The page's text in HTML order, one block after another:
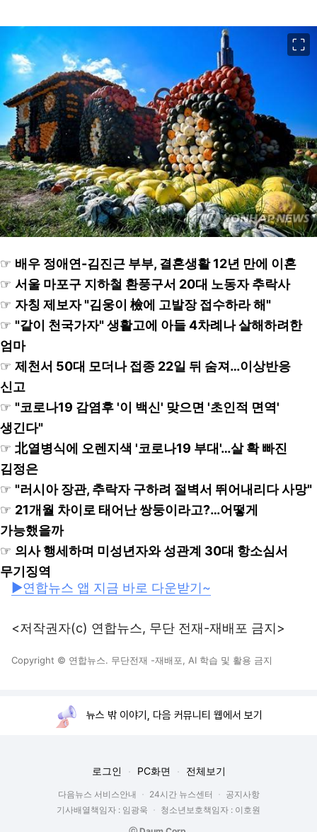
☞ 배우 정애연-김진근 부부, 결혼생활 12년 만에 이혼
☞ 서울 마포구 지하철 환풍구서 20대 노동자 추락사
☞ 자칭 제보자 "김웅이 檢에 고발장 접수하라 해"
☞ "같이 천국가자" 생활고에 아들 4차례나 살해하려한
엄마
☞ 제천서 50대 모더나 접종 22일 뒤 숨져…이상반응
신고
☞ "코로나19 감염후 '이 백신' 맞으면 '초인적 면역'
생긴다"
☞ 北열병식에 오렌지색 '코로나19 부대'…살 확 빠진
김정은
☞ "러시아 장관, 추락자 구하려 절벽서 뛰어내리다 사망"
☞ 21개월 차이로 태어난 쌍둥이라고?…어떻게
가능했을까
☞ 의사 행세하며 미성년자와 성관계 30대 항소심서
무기징역
▶연합뉴스 앱 지금 바로 다운받기~
<저작권자(c) 연합뉴스, 무단 전재-재배포 금지>
Copyright © 연합뉴스. 무단전재 -재배포, AI 학습 및 활용 금지
뉴스 밖 이야기, 다음 커뮤니티 웹에서 보기
로그인 PC화면 전체보기
다음뉴스 서비스안내 24시간 뉴스센터
공지사항
기사배열책임자 : 임광욱
청소년보호책임자 : 이호원